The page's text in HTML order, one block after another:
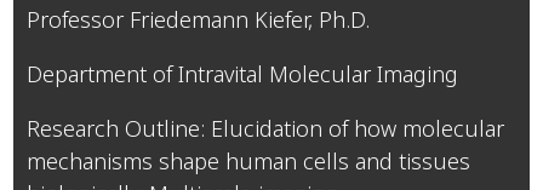
Professor Friedemann Kiefer, Ph.D.
Department of Intravital Molecular Imaging
Research Outline: Elucidation of how molecular
mechanisms shape human cells and tissues